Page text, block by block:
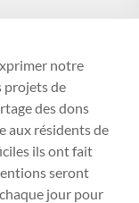
notre
projets de
des dons
aux résidents de
ils ont fait
seront
jour pour